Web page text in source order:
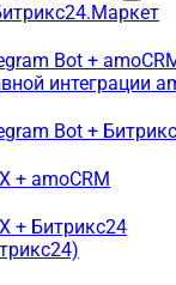
Bot +
интеграции
Bot +
+ amoCRM
+ Битрикс24